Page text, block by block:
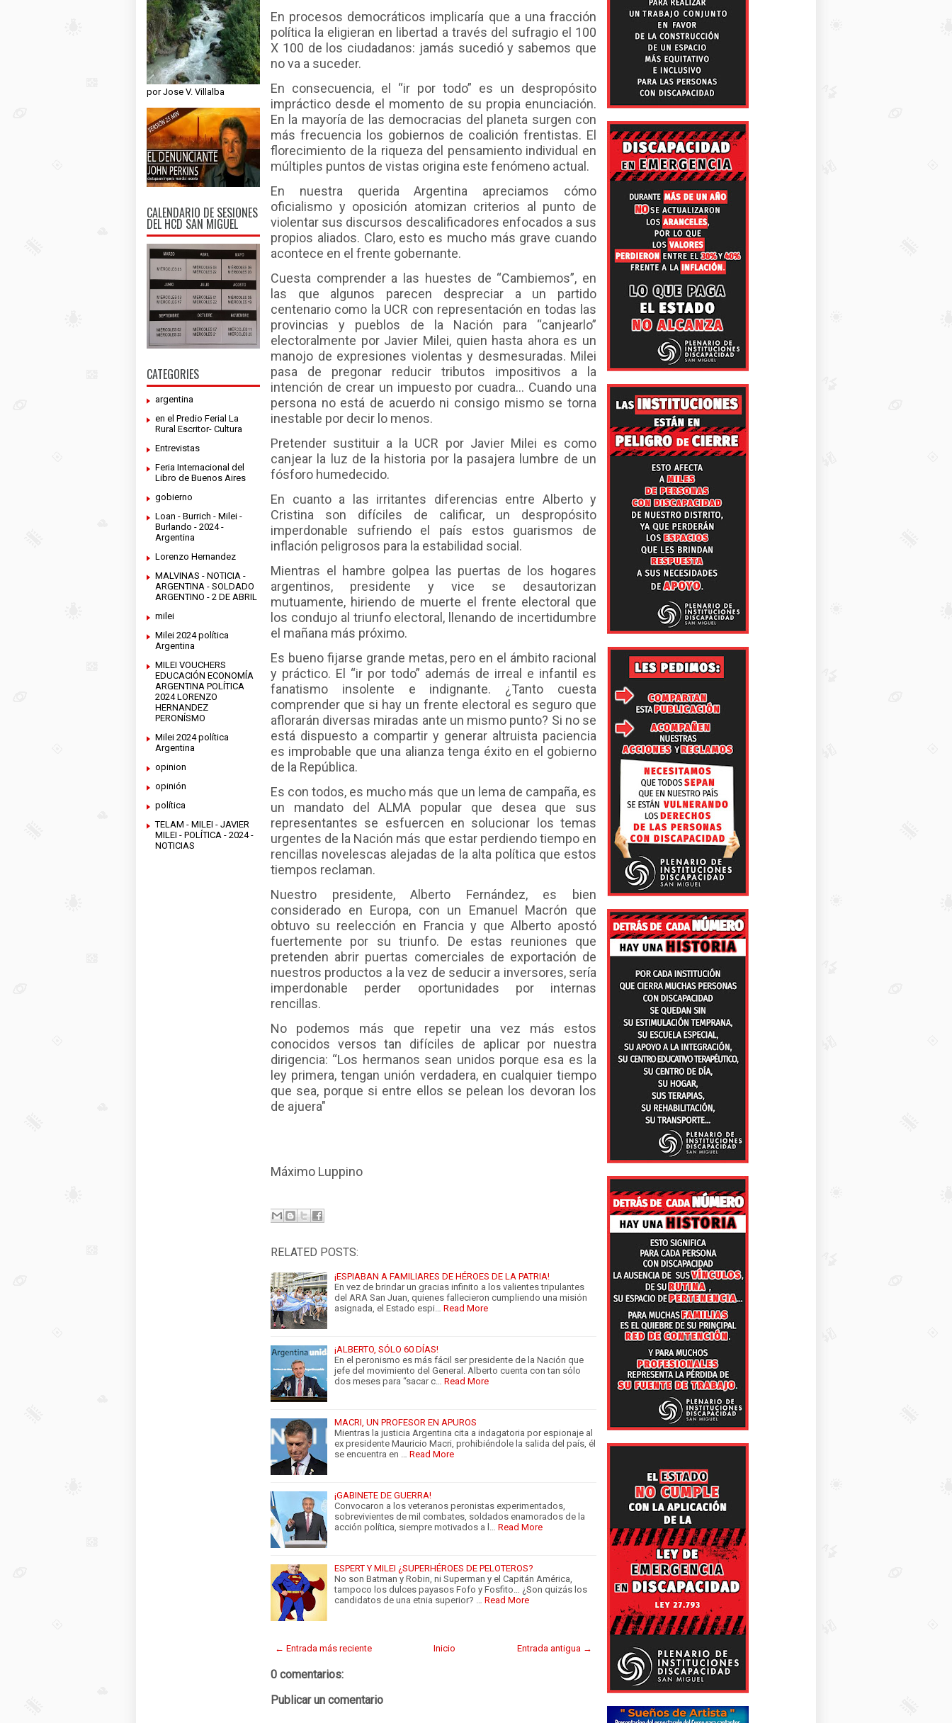
por Jose V. Villalba
CALENDARIO DE SESIONES
DEL HCD SAN MIGUEL
CATEGORIES
argentina
en el Predio Ferial La
Rural Escritor- Cultura
Entrevistas
Feria Internacional del
Libro de Buenos Aires
gobierno
Loan - Burrich - Milei -
Burlando - 2024 -
Argentina
Lorenzo Hernandez
MALVINAS - NOTICIA -
ARGENTINA - SOLDADO
ARGENTINO - 2 DE ABRIL
milei
Milei 2024 política
Argentina
MILEI VOUCHERS
EDUCACIÓN ECONOMÍA
ARGENTINA POLÍTICA
2024 LORENZO
HERNANDEZ
PERONÍSMO
Milei 2024 política
Argentina
opinion
opinión
política
TELAM - MILEI - JAVIER
MILEI - POLÍTICA - 2024 -
NOTICIAS
En procesos democráticos implicaría que a una fracción
política la eligieran en libertad a través del sufragio el 100
X 100 de los ciudadanos: jamás sucedió y sabemos que
no va a suceder.
En consecuencia, el “ir por todo” es un despropósito
impráctico desde el momento de su propia enunciación.
En la mayoría de las democracias del planeta surgen con
más frecuencia los gobiernos de coalición frentistas. El
florecimiento de la riqueza del pensamiento individual en
múltiples puntos de vistas origina este fenómeno actual.
En nuestra querida Argentina apreciamos cómo
oficialismo y oposición atomizan criterios al punto de
violentar sus discursos descalificadores enfocados a sus
propios aliados. Claro, esto es mucho más grave cuando
acontece en el frente gobernante.
Cuesta comprender a las huestes de “Cambiemos”, en
las que algunos parecen despreciar a un partido
centenario como la UCR con representación en todas las
provincias y pueblos de la Nación para “canjearlo”
electoralmente por Javier Milei, quien hasta ahora es un
manojo de expresiones violentas y desmesuradas. Milei
pasa de pregonar reducir tributos impositivos a la
intención de crear un impuesto por cuadra… Cuando una
persona no está de acuerdo ni consigo mismo se torna
inestable por decir lo menos.
Pretender sustituir a la UCR por Javier Milei es como
canjear la luz de la historia por la pasajera lumbre de un
fósforo humedecido.
En cuanto a las irritantes diferencias entre Alberto y
Cristina son difíciles de calificar, un despropósito
imperdonable sufriendo el país estos guarismos de
inflación peligrosos para la estabilidad social.
Mientras el hambre golpea las puertas de los hogares
argentinos, presidente y vice se desautorizan
mutuamente, hiriendo de muerte el frente electoral que
los condujo al triunfo electoral, llenando de incertidumbre
el mañana más próximo.
Es bueno fijarse grande metas, pero en el ámbito racional
y práctico. El “ir por todo” además de irreal e infantil es
fanatismo insolente e indignante. ¿Tanto cuesta
comprender que si hay un frente electoral es seguro que
aflorarán diversas miradas ante un mismo punto? Si no se
está dispuesto a compartir y generar altruista paciencia
es improbable que una alianza tenga éxito en el gobierno
de la República.
Es con todos, es mucho más que un lema de campaña, es
un mandato del ALMA popular que desea que sus
representantes se esfuercen en solucionar los temas
urgentes de la Nación más que estar perdiendo tiempo en
rencillas novelescas alejadas de la alta política que estos
tiempos reclaman.
Nuestro presidente, Alberto Fernández, es bien
considerado en Europa, con un Emanuel Macrón que
obtuvo su reelección en Francia y que Alberto apostó
fuertemente por su triunfo. De estas reuniones que
pretenden abrir puertas comerciales de exportación de
nuestros productos a la vez de seducir a inversores, sería
imperdonable perder oportunidades por internas
rencillas.
No podemos más que repetir una vez más estos
conocidos versos tan difíciles de aplicar por nuestra
dirigencia: “Los hermanos sean unidos porque esa es la
ley primera, tengan unión verdadera, en cualquier tiempo
que sea, porque si entre ellos se pelean los devoran los
de ajuera"
Máximo Luppino
RELATED POSTS:
¡ESPIABAN A FAMILIARES DE HÉROES DE LA PATRIA!
En vez de brindar un gracias infinito a los valientes tripulantes
del ARA San Juan, quienes fallecieron cumpliendo una misión
asignada, el Estado espi…
Read More
¡ALBERTO, SÓLO 60 DÍAS!
En el peronismo es más fácil ser presidente de la Nación que
jefe del movimiento del General. Alberto cuenta con tan sólo
dos meses para “sacar c…
Read More
MACRI, UN PROFESOR EN APUROS
Mientras la justicia Argentina cita a indagatoria por espionaje al
ex presidente Mauricio Macri, prohibiéndole la salida del país, él
se encuentra en …
Read More
¡GABINETE DE GUERRA!
Convocaron a los veteranos peronistas experimentados,
sobrevivientes de mil combates, soldados enamorados de la
acción política, siempre motivados a l…
Read More
ESPERT Y MILEI ¿SUPERHÉROES DE PELOTEROS?
No son Batman y Robin, ni Superman y el Capitán América,
tampoco los dulces payasos Fofo y Fosfito… ¿Son quizás los
candidatos de una etnia superior? …
Read More
← Entrada más reciente Entrada antigua →
Inicio
0 comentarios:
Publicar un comentario